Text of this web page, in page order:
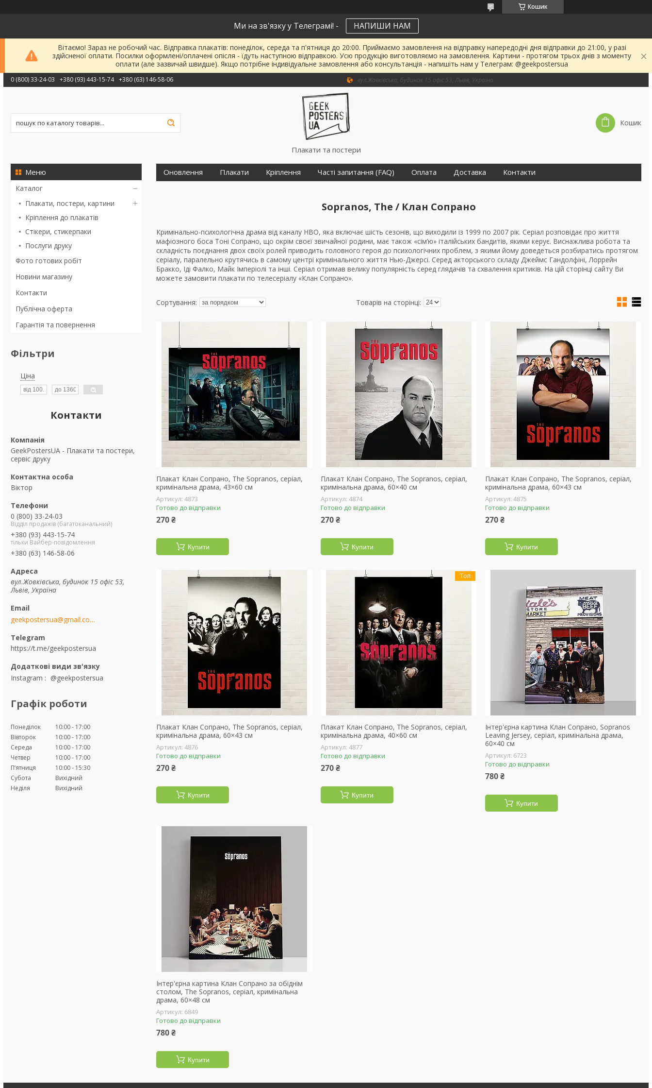
Кошик
Ми на зв'язку у Телеграмі! - НАПИШИ НАМ
Вітаємо! Зараз не робочий час. Відправка плакатів: понеділок, середа та п'ятниця до 20:00. Приймаємо замовлення на відправку напередодні дня відправки до 21:00, у разі
здійсненої оплати. Посилки оформлені/оплачені опісля - їдуть наступною відправкою. Усю продукцію виготовляємо на замовлення. Картини - протягом трьох днів з моменту
оплати (але зазвичай швидше). Якщо потрібне індивідуальне замовлення або консультанція - напишіть нам у Телеграм: @geekpostersua
0 (800) 33-24-03 +380 (93) 443-15-74 +380 (63) 146-58-06 вул.Жовківська, будинок 15 офіс 53, Львів, Україна
Плакати та постери
Кошик
Каталог
Плакати, постери, картини
Кріплення до плакатів
Стікери, стикерпаки
Послуги друку
Фото готових робіт
Новини магазину
Контакти
Публічна оферта
Гарантія та повернення
Фільтри
Ціна
Контакти
GeekPostersUA - Плакати та постери,
сервіс друку
Віктор
0 (800) 33-24-03
Відділ продажів (багатоканальний)
+380 (93) 443-15-74
тільки Вайбер-повідомлення
+380 (63) 146-58-06
вул.Жовківська, будинок 15 офіс 53,
Львів, Україна
geekpostersua@gmail.com
https://t.me/geekpostersua
Instagram @geekpostersua
Графік роботи
Понеділок 10:00
17:00
Вівторок
10:00
17:00
Середа
10:00
17:00
Четвер
10:00
17:00
Пʼятниця
10:00
15:30
Субота
Вихідний
Неділя
Вихідний
Оновлення Плакати Кріплення Часті запитання (FAQ) Оплата Доставка Контакти
Sopranos, The / Клан Сопрано
Кримінально-психологічна драма від каналу HBO, яка включає шість сезонів, що виходили із 1999 по 2007 рік. Серіал розповідає про життя
мафіозного боса Тоні Сопрано, що окрім своєї звичайної родини, має також «сім’ю» італійських бандитів, якими керує. Виснажлива робота та
складність поєднання двох своїх ролей приводить головного героя до психологічних проблем, з якими йому доведеться розбиратись протягом
серіалу, паралельно крутячись в самому центрі кримінального життя Нью-Джерсі. Серед акторського складу Джеймс Гандолфіні, Лоррейн
Бракко, Іді Фалко, Майк Імперіолі та інші. Серіал отримав велику популярність серед глядачів та схвалення критиків. На цій сторінці сайту Ви
можете замовити плакати по телесеріалу «Клан Сопрано».
Плакат Клан Сопрано, The Sopranos, серіал,
кримінальна драма, 43×60 см
4873
Готово до відправки
270 ₴
Купити
Плакат Клан Сопрано, The Sopranos, серіал,
кримінальна драма, 60×40 см
4874
Готово до відправки
270 ₴
Купити
Плакат Клан Сопрано, The Sopranos, серіал,
кримінальна драма, 60×43 см
4875
Готово до відправки
270 ₴
Купити
Плакат Клан Сопрано, The Sopranos, серіал,
кримінальна драма, 60×43 см
4876
Готово до відправки
270 ₴
Купити
Топ
Плакат Клан Сопрано, The Sopranos, серіал,
кримінальна драма, 40×60 см
4877
Готово до відправки
270 ₴
Купити
Інтер'єрна картина Клан Сопрано, Sopranos
Leaving Jersey, серіал, кримінальна драма,
60×40 см
6723
Готово до відправки
780 ₴
Купити
Інтер'єрна картина Клан Сопрано за обіднім
столом, The Sopranos, серіал, кримінальна
драма, 60×48 см
6849
Готово до відправки
780 ₴
Купити